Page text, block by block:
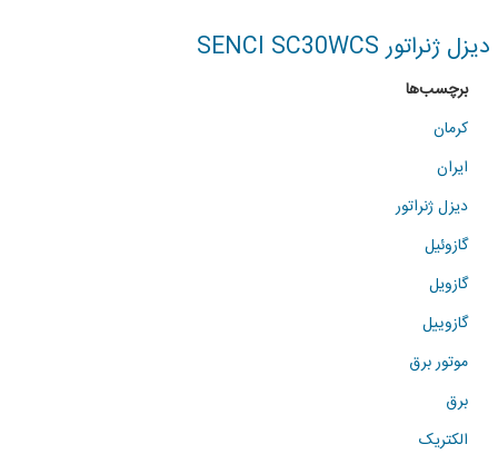
دیزل ژنراتور SENCI SC30WCS
برچسب‌ها
کرمان
ایران
دیزل ژنراتور
گازوئیل
گازویل
گازوییل
موتور برق
برق
الکتریک